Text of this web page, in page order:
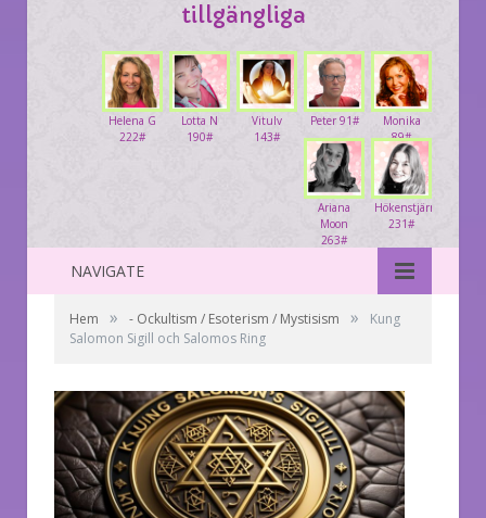
tillgängliga
Monika
89#
Peter 91#
Vitulv
143#
Lotta N
190#
Helena G
222#
Hökenstjärna
231#
Ariana
Moon
263#
NAVIGATE
Hem » - Ockultism / Esoterism / Mystisism »
Kung
Salomon Sigill och Salomos Ring